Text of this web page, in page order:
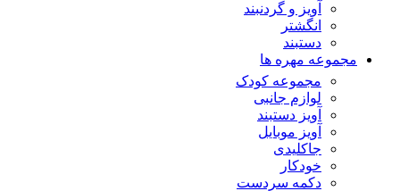
آویز و گردنبند
انگشتر
دستبند
مجموعه مهره ها
مجموعه کودک
لوازم جانبی
آویز دستبند
آویز موبایل
جاکلیدی
خودکار
دکمه سردست